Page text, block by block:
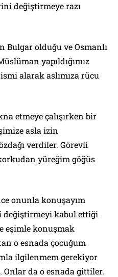
değiştirmeye razı
Bulgar olduğu ve Osmanlı
yapıldığımız
alarak aslımıza rücu
etmeye çalışırken bir
asla izin
verdiler. Görevli
yüreğim göğüs
onunla konuşayım
değiştirmeyi kabul ettiği
eşimle konuşmak
o esnada çocuğum
ilgilenmem gerekiyor
da o esnada gittiler.